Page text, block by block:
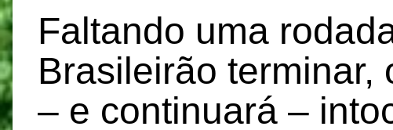
Faltando uma
Brasileirão terminar,
– e continuará –